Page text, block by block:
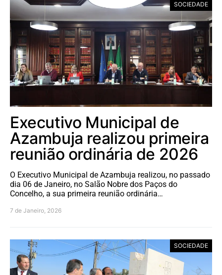
SOCIEDADE
Executivo Municipal de
Azambuja realizou primeira
reunião ordinária de 2026
O Executivo Municipal de Azambuja realizou, no passado
dia 06 de Janeiro, no Salão Nobre dos Paços do
Concelho, a sua primeira reunião ordinária…
7 de Janeiro, 2026
SOCIEDADE